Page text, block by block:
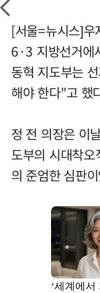
[서울=뉴시스]
6·3 지방선거에
동혁 지도부는
해야 한다"고 했
정 전 의장은 이
도부의 시대착
의 준엄한 심판